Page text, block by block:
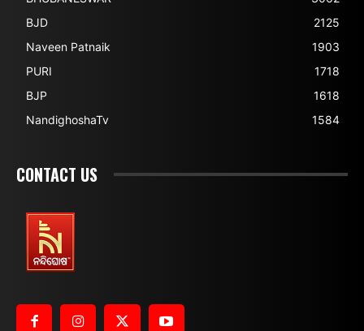
BJD
2125
Naveen Patnaik
1903
PURI
1718
BJP
1618
NandighoshaTv
1584
CONTACT US